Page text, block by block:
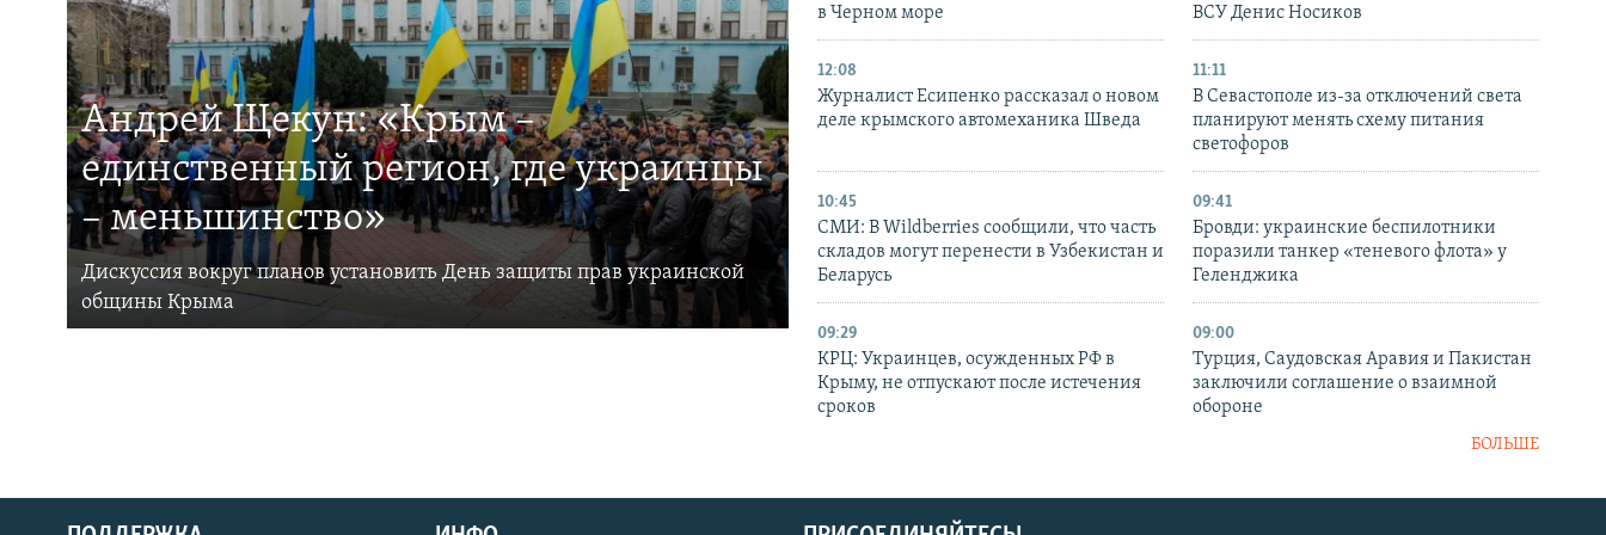
Андрей Щекун: «Крым –
единственный регион, где украинцы
– меньшинство»
Дискуссия вокруг планов установить День защиты прав украинской
общины Крыма
в Черном море ВСУ Денис Носиков
12:08
Журналист Есипенко рассказал о новом
деле крымского автомеханика Шведа
11:11
В Севастополе из-за отключений света
планируют менять схему питания
светофоров
10:45
СМИ: В Wildberries сообщили, что часть
складов могут перенести в Узбекистан и
Беларусь
09:41
Бровди: украинские беспилотники
поразили танкер «теневого флота» у
Геленджика
09:29
КРЦ: Украинцев, осужденных РФ в
Крыму, не отпускают после истечения
сроков
09:00
Турция, Саудовская Аравия и Пакистан
заключили соглашение о взаимной
обороне
БОЛЬШЕ